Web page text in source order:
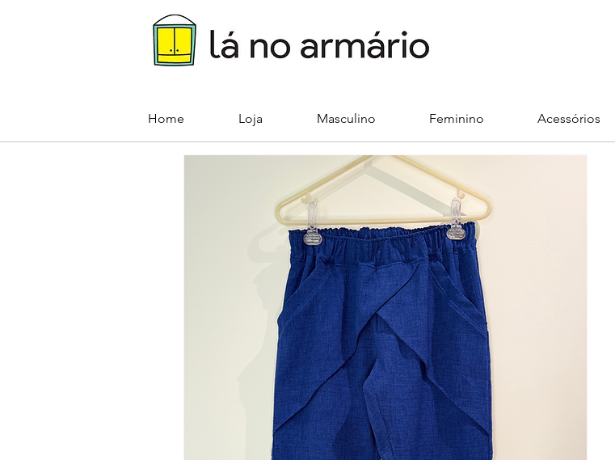
Home Loja Masculino Feminino Acessórios